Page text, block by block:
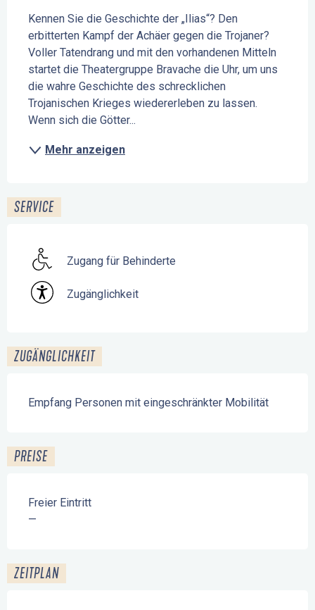
Kennen Sie die Geschichte der „Ilias“? Den
erbitterten Kampf der Achäer gegen die Trojaner?
Voller Tatendrang und mit den vorhandenen Mitteln
startet die Theatergruppe Bravache die Uhr, um uns
die wahre Geschichte des schrecklichen
Trojanischen Krieges wiedererleben zu lassen.
Wenn sich die Götter...
Mehr anzeigen
SERVICE
Zugang für Behinderte
Zugänglichkeit
ZUGÄNGLICHKEIT
Empfang Personen mit eingeschränkter Mobilität
PREISE
Freier Eintritt
—
ZEITPLAN